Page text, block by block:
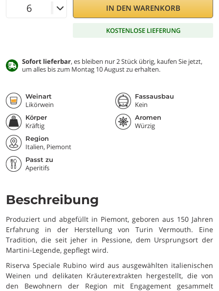
IN DEN WARENKORB
KOSTENLOSE LIEFERUNG
Sofort lieferbar, es bleiben nur 2 Stück übrig, kaufen Sie jetzt,
um alles bis zum Montag 10 August zu erhalten.
Weinart
Likörwein
Fassausbau
Kein
Körper
Kräftig
Aromen
Würzig
Region
Italien, Piemont
Passt zu
Aperitifs
Beschreibung
Produziert und abgefüllt in Piemont, geboren aus 150 Jahren
Erfahrung in der Herstellung von Turin Vermouth. Eine
Tradition, die seit jeher in Pessione, dem Ursprungsort der
Martini-Legende, gepflegt wird.
Riserva Speciale Rubino wird aus ausgewählten italienischen
Weinen und delikaten Kräuterextrakten hergestellt, die von
den Bewohnern der Region mit Engagement gesammelt